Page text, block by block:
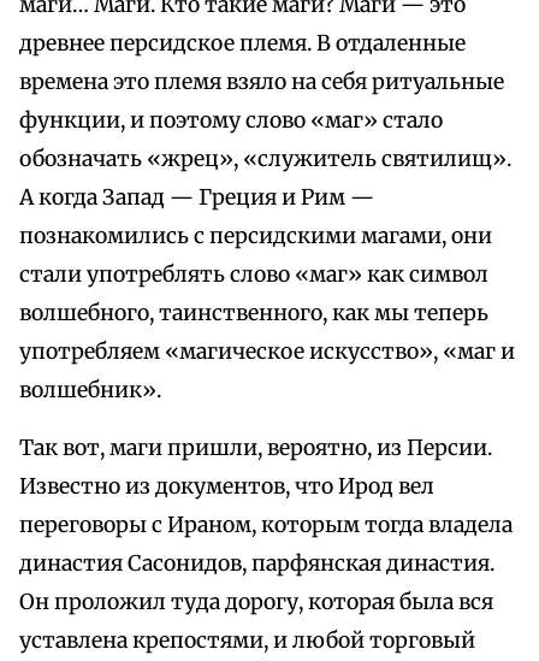
древнее персидское племя. В отдаленные
времена это племя взяло на себя ритуальные
функции, и поэтому слово «маг» стало
обозначать «жрец», «служитель святилищ».
А когда Запад — Греция и Рим —
познакомились с персидскими магами, они
стали употреблять слово «маг» как символ
волшебного, таинственного, как мы теперь
употребляем «магическое искусство», «маг и
волшебник».
Так вот, маги пришли, вероятно, из Персии.
Известно из документов, что Ирод вел
переговоры с Ираном, которым тогда владела
династия Сасонидов, парфянская династия.
Он проложил туда дорогу, которая была вся
уставлена крепостями, и любой торговый